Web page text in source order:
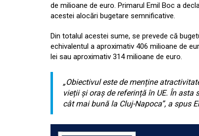
de milioane de euro. Primarul Emil Boc a
acestei alocări bugetare semnificative.
Din totalul acestei sume, se prevede că
echivalentul a aproximativ 406 milioane de
lei sau aproximativ 314 milioane de euro.
„Obiectivul este de menține
vieții și oraș de referință în UE. În
cât mai bună la Cluj-Napoca”, a spus